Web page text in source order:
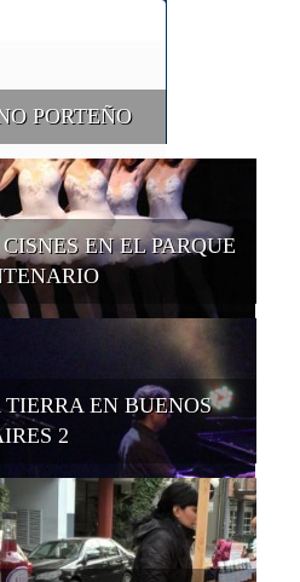
PORTEÑO
EN EL PARQUE
EN BUENOS
2